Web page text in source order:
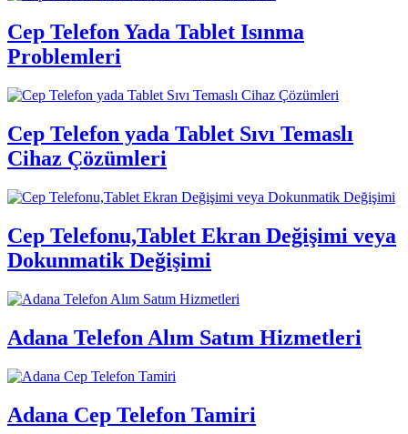
Cep Telefon Yada Tablet Isınma
Problemleri
Cep Telefon yada Tablet Sıvı Temaslı
Cihaz Çözümleri
Cep Telefonu,Tablet Ekran Değişimi veya
Dokunmatik Değişimi
Adana Telefon Alım Satım Hizmetleri
Adana Cep Telefon Tamiri